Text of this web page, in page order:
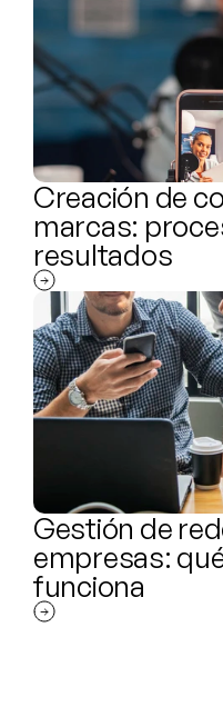
Creación de
marcas:
resultados
Gestión de
empresas:
funciona